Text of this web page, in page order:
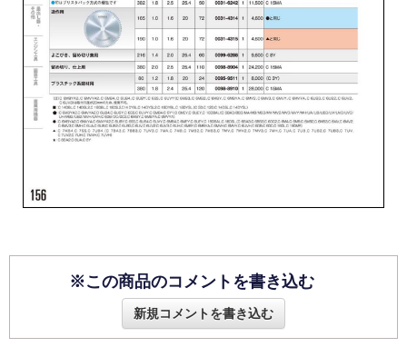
※この商品のコメントを書き込む
新規コメントを書き込む